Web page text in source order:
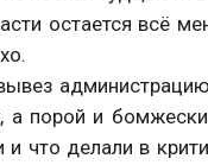
остается всё
а порой и
что делали в